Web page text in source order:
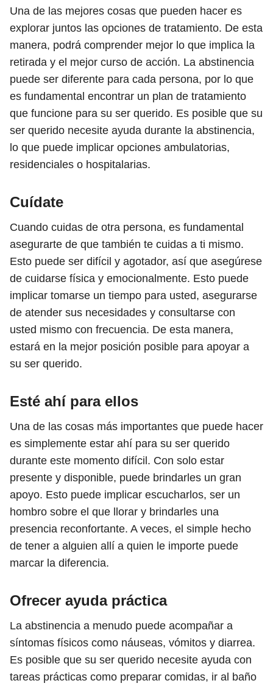
Una de las mejores cosas que pueden hacer es
explorar juntos las opciones de tratamiento. De esta
manera, podrá comprender mejor lo que implica la
retirada y el mejor curso de acción. La abstinencia
puede ser diferente para cada persona, por lo que
es fundamental encontrar un plan de tratamiento
que funcione para su ser querido. Es posible que su
ser querido necesite ayuda durante la abstinencia,
lo que puede implicar opciones ambulatorias,
residenciales o hospitalarias.
Cuídate
Cuando cuidas de otra persona, es fundamental
asegurarte de que también te cuidas a ti mismo.
Esto puede ser difícil y agotador, así que asegúrese
de cuidarse física y emocionalmente. Esto puede
implicar tomarse un tiempo para usted, asegurarse
de atender sus necesidades y consultarse con
usted mismo con frecuencia. De esta manera,
estará en la mejor posición posible para apoyar a
su ser querido.
Esté ahí para ellos
Una de las cosas más importantes que puede hacer
es simplemente estar ahí para su ser querido
durante este momento difícil. Con solo estar
presente y disponible, puede brindarles un gran
apoyo. Esto puede implicar escucharlos, ser un
hombro sobre el que llorar y brindarles una
presencia reconfortante. A veces, el simple hecho
de tener a alguien allí a quien le importe puede
marcar la diferencia.
Ofrecer ayuda práctica
La abstinencia a menudo puede acompañar a
síntomas físicos como náuseas, vómitos y diarrea.
Es posible que su ser querido necesite ayuda con
tareas prácticas como preparar comidas, ir al baño